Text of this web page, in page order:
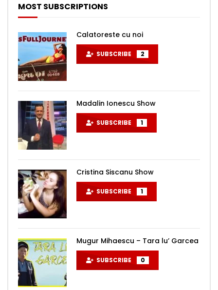
MOST SUBSCRIPTIONS
Calatoreste cu noi
SUBSCRIBE 2
Madalin Ionescu Show
SUBSCRIBE 1
Cristina Siscanu Show
SUBSCRIBE 1
Mugur Mihaescu – Tara lu’ Garcea
SUBSCRIBE 0